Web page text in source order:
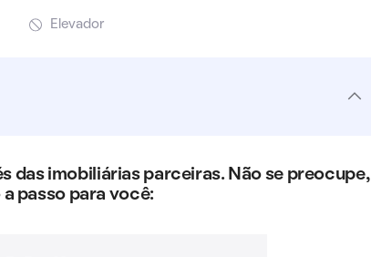
Elevador
das imobiliárias parceiras. Não se preocupe,
passo para você: